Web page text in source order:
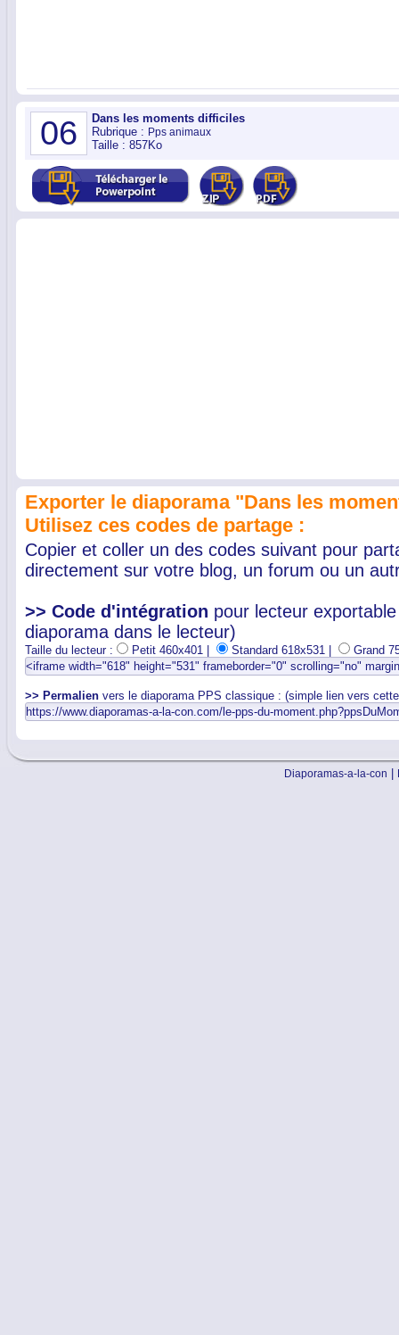
06
Dans les moments difficiles
Rubrique : Pps animaux
Taille : 857Ko
Exporter le diaporama "Dans les
Utilisez ces codes de partage :
Copier et coller un des codes suivant pour
directement sur votre blog, un forum ou un
>> Code d'intégration pour lecteur
diaporama dans le lecteur)
Taille du lecteur : Petit 460x401 | Standard 618x531 | Grand
>> Permalien vers le diaporama PPS classique : (simple lien vers
Diaporamas-a-la-con